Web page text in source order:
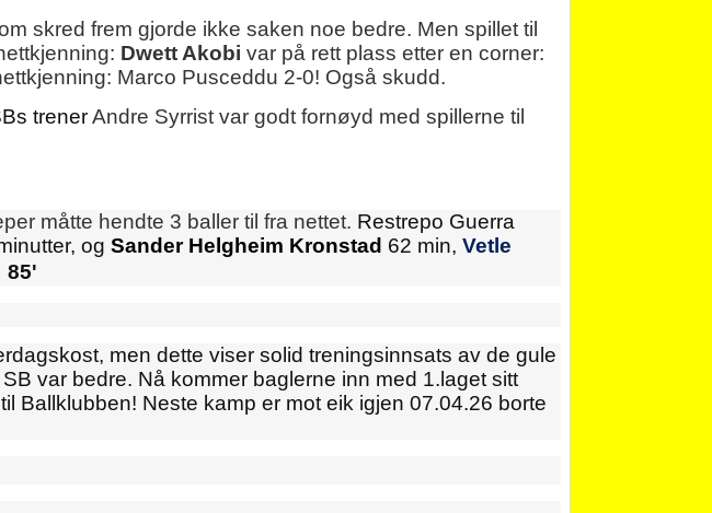
skred frem gjorde ikke saken noe bedre. Men spillet til
Dwett Akobivar på rett plass etter en corner:
Marco Pusceddu 2-0! Også skudd.
trenerAndre Syrrist var godt fornøyd med spillerne til
måtte hendte 3 baller til fra nettet. Restrepo Guerra
ogSander Helgheim Kronstad 62 min,Vetle
85'
men dette viser solid treningsinnsats av de gule
var bedre. Nå kommer baglerne inn med 1.laget sitt
Ballklubben! Neste kamp er mot eik igjen 07.04.26 borte